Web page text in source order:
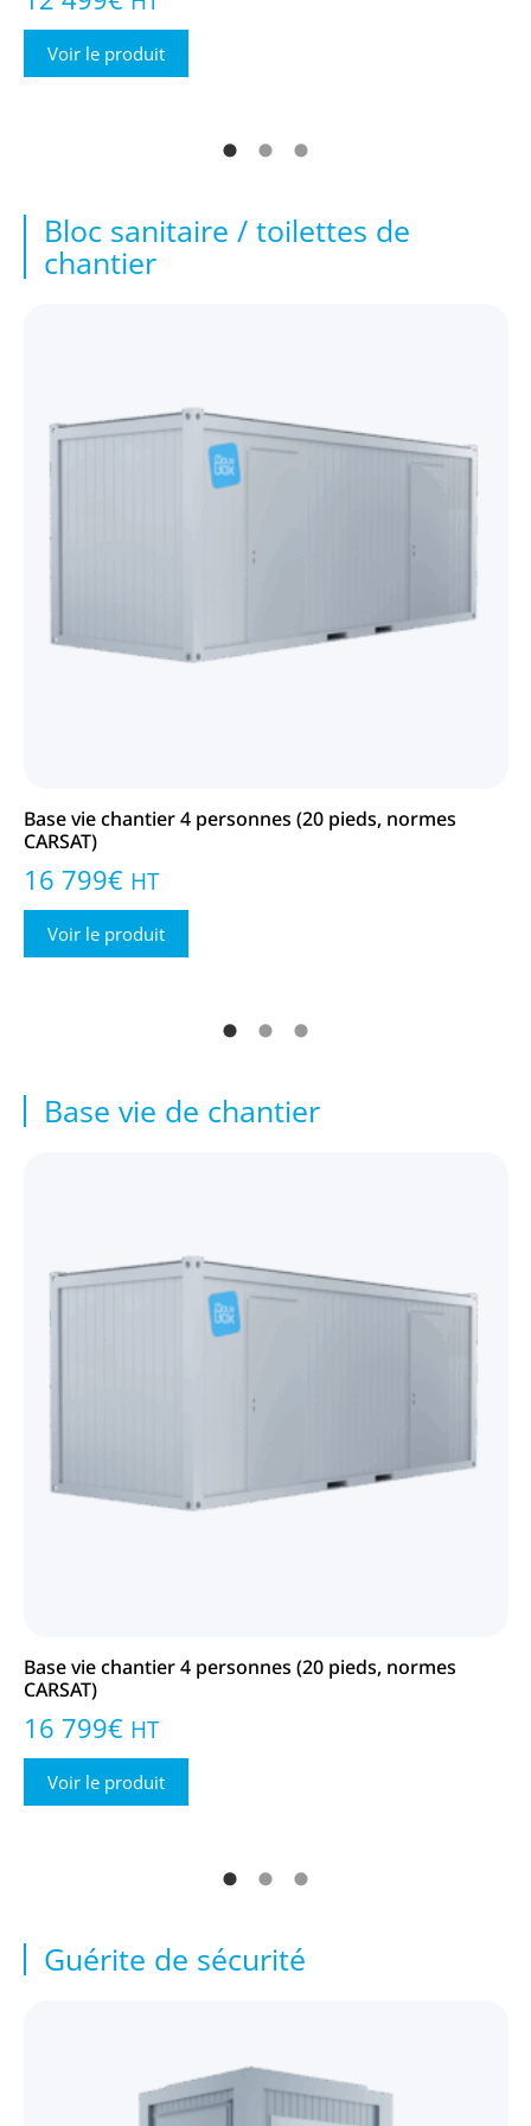
Voir le produit
Bloc sanitaire / toilettes de
chantier
Base vie chantier 4 personnes (20 pieds, normes
CARSAT)
16 799€ HT
Voir le produit
Base vie de chantier
Base vie chantier 4 personnes (20 pieds, normes
CARSAT)
16 799€ HT
Voir le produit
Guérite de sécurité